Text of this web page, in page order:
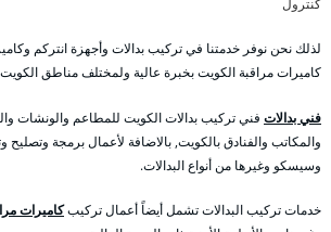
كنترول
لذلك نحن نوفر خدمتنا في تركيب بدالات وأجهزة انتركم
كاميرات مراقبة الكويت بخبرة عالية ولمختلف مناطق
فني بدالات فني تركيب بدالات الكويت للمطاعم والونشات
والمكاتب والفنادق بالكويت, بالاضافة لأعمال برمجة وتصليح
وسيسكو وغيرها من أنواع البدالات.
خدمات تركيب البدالات تشمل أيضاً أعمال تركيبكاميرات